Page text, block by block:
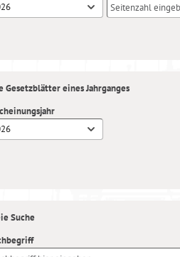
Gesetzblätter eines Jahrganges
Suche